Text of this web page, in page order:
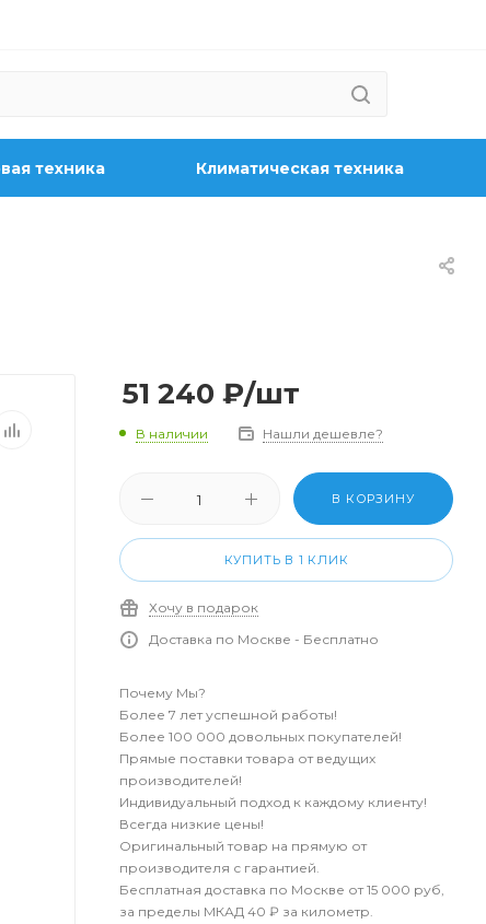
техника Климатическая техника
51 240 ₽/шт
В наличии Нашли дешевле?
В КОРЗИНУ
КУПИТЬ В 1 КЛИК
Хочу в подарок
Доставка по Москве - Бесплатно
Почему Мы?
Более 7 лет успешной работы!
Более 100 000 довольных покупателей!
Прямые поставки товара от ведущих
производителей!
Индивидуальный подход к каждому клиенту!
Всегда низкие цены!
Оригинальный товар на прямую от
производителя с гарантией.
Бесплатная доставка по Москве от 15 000 руб,
за пределы МКАД 40 ₽ за километр.